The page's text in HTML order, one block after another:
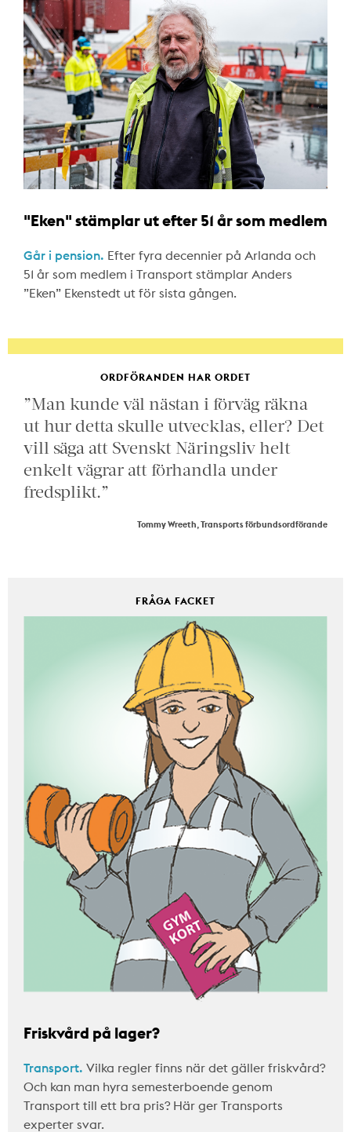
"Eken" stämplar ut efter 51 år som medlem
Går i pension. Efter fyra decennier på Arlanda och
51 år som medlem i Transport stämplar Anders
”Eken” Ekenstedt ut för sista gången.
ORDFÖRANDEN HAR ORDET
”Man kunde väl nästan i förväg räkna
ut hur detta skulle utvecklas, eller? Det
vill säga att Svenskt Näringsliv helt
enkelt vägrar att förhandla under
fredsplikt.”
Tommy Wreeth, Transports förbundsordförande
FRÅGA FACKET
Friskvård på lager?
Transport. Vilka regler finns när det gäller friskvård?
Och kan man hyra semesterboende genom
Transport till ett bra pris? Här ger Transports
experter svar.